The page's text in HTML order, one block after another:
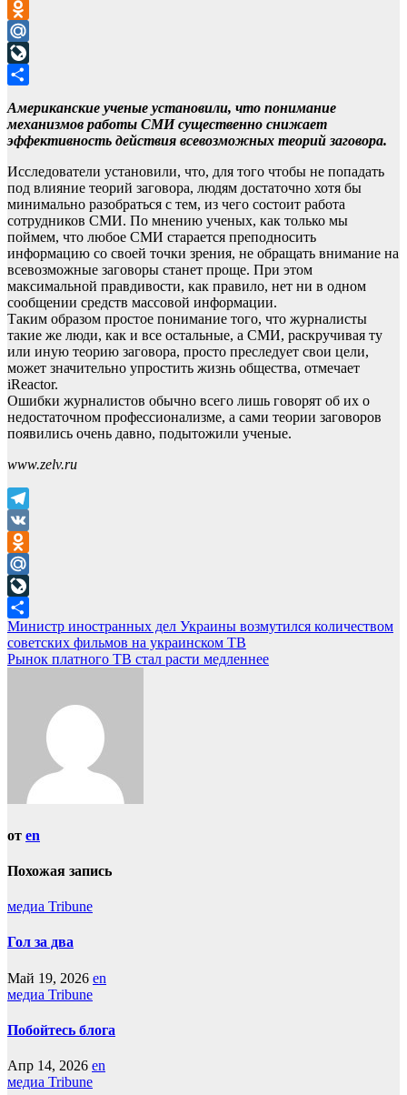
VK
Odnoklassniki
Mail.Ru
LiveJournal
Американские ученые установили, что понимание
механизмов работы СМИ существенно снижает
эффективность действия всевозможных теорий заговора.
Исследователи установили, что, для того чтобы не попадать
под влияние теорий заговора, людям достаточно хотя бы
минимально разобраться с тем, из чего состоит работа
сотрудников СМИ. По мнению ученых, как только мы
поймем, что любое СМИ старается преподносить
информацию со своей точки зрения, не обращать внимание на
всевозможные заговоры станет проще. При этом
максимальной правдивости, как правило, нет ни в одном
сообщении средств массовой информации.
Таким образом простое понимание того, что журналисты
такие же люди, как и все остальные, а СМИ, раскручивая ту
или иную теорию заговора, просто преследует свои цели,
может значительно упростить жизнь общества, отмечает
iReactor.
Ошибки журналистов обычно всего лишь говорят об их о
недостаточном профессионализме, а сами теории заговоров
появились очень давно, подытожили ученые.
www.zelv.ru
Telegram
VK
Odnoklassniki
Mail.Ru
LiveJournal
Отправить
Навигация
по
Министр иностранных дел Украины возмутился количеством
советских фильмов на украинском ТВ
Рынок платного ТВ стал расти медленнее
от en
Похожая запись
медиа Tribune
Гол за два
Май 19, 2026 en
медиа Tribune
Побойтесь блога
Апр 14, 2026 en
медиа Tribune